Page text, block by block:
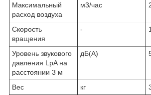
Максимальный
расход воздуха
м3/час
Скорость
вращения
-
Уровень звукового
давления LpA на
расстоянии 3 м
дБ(А)
Вес кг